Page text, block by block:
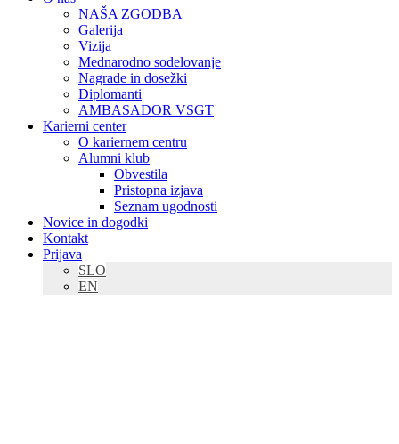
NAŠA ZGODBA
Galerija
Vizija
Mednarodno sodelovanje
Nagrade in dosežki
Diplomanti
AMBASADOR VSGT
Karierni center
O kariernem centru
Alumni klub
Obvestila
Pristopna izjava
Seznam ugodnosti
Novice in dogodki
Kontakt
Prijava
SLO
EN